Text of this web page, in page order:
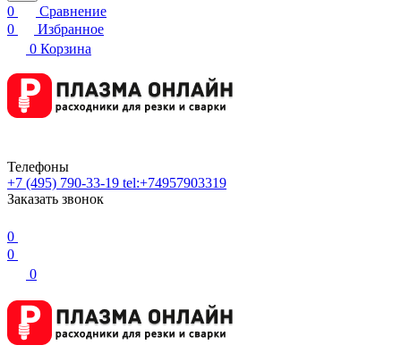
0
Сравнение
0
Избранное
0 Корзина
Телефоны
+7 (495) 790-33-19 tel:+74957903319
Заказать звонок
0
0
0